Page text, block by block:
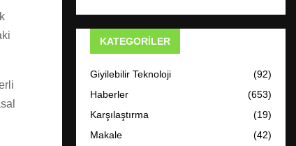
KATEGORILER
Giyilebilir Teknoloji
(92)
Haberler
(653)
Karşılaştırma
(19)
Makale
(42)